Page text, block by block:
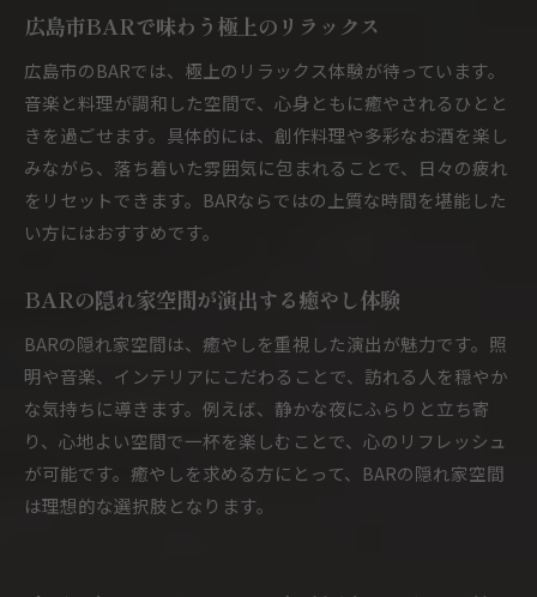
広島市BARで味わう極上のリラックス
広島市のBARでは、極上のリラックス体験が待っています。
音楽と料理が調和した空間で、心身ともに癒やされるひとと
きを過ごせます。具体的には、創作料理や多彩なお酒を楽し
みながら、落ち着いた雰囲気に包まれることで、日々の疲れ
をリセットできます。BARならではの上質な時間を堪能した
い方にはおすすめです。
BARの隠れ家空間が演出する癒やし体験
BARの隠れ家空間は、癒やしを重視した演出が魅力です。照
明や音楽、インテリアにこだわることで、訪れる人を穏やか
な気持ちに導きます。例えば、静かな夜にふらりと立ち寄
り、心地よい空間で一杯を楽しむことで、心のリフレッシュ
が可能です。癒やしを求める方にとって、BARの隠れ家空間
は理想的な選択肢となります。